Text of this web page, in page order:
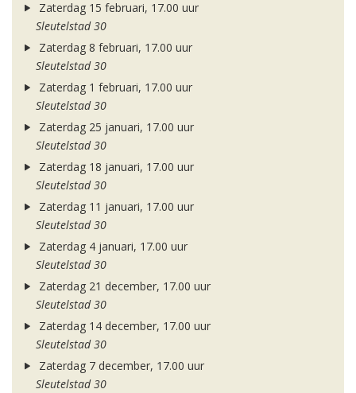
Zaterdag 15 februari, 17.00 uur
Sleutelstad 30
Zaterdag 8 februari, 17.00 uur
Sleutelstad 30
Zaterdag 1 februari, 17.00 uur
Sleutelstad 30
Zaterdag 25 januari, 17.00 uur
Sleutelstad 30
Zaterdag 18 januari, 17.00 uur
Sleutelstad 30
Zaterdag 11 januari, 17.00 uur
Sleutelstad 30
Zaterdag 4 januari, 17.00 uur
Sleutelstad 30
Zaterdag 21 december, 17.00 uur
Sleutelstad 30
Zaterdag 14 december, 17.00 uur
Sleutelstad 30
Zaterdag 7 december, 17.00 uur
Sleutelstad 30